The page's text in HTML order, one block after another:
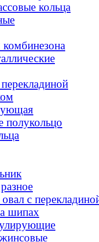
кольца
полукольцо
с
шипах